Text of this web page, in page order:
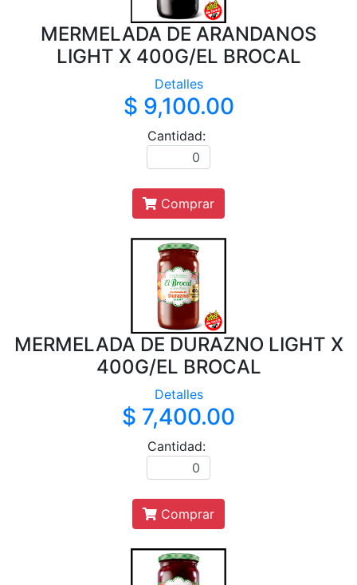
MERMELADA DE ARANDANOS
LIGHT X 400G/EL BROCAL
Detalles
$ 9,100.00
Cantidad:
Comprar
MERMELADA DE DURAZNO LIGHT X
400G/EL BROCAL
Detalles
$ 7,400.00
Cantidad:
Comprar